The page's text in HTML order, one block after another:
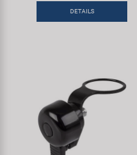
DETAILS